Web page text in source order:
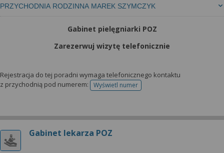
PRZYCHODNIA RODZINNA MAREK SZYMCZYK
Gabinet pielęgniarki POZ
Zarezerwuj wizytę telefonicznie
Rejestracja do tej poradni wymaga telefonicznego kontaktu
z przychodnią pod numerem:
Wyświetl numertelefonu do rejestracji
Gabinet lekarza POZ